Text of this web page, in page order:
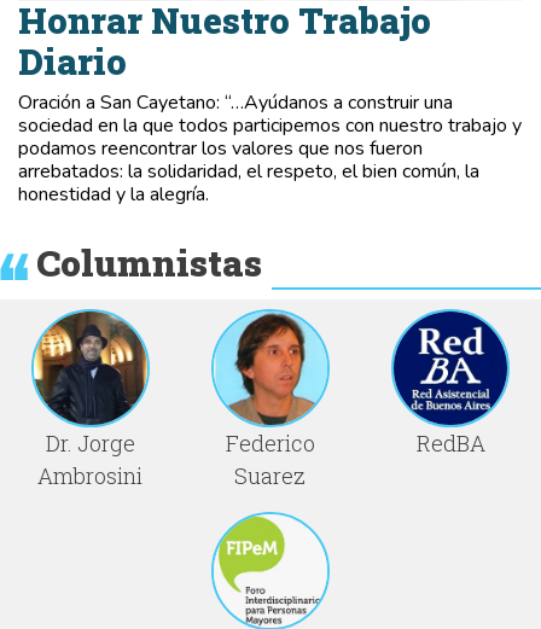
Honrar Nuestro Trabajo
Diario
Oración a San Cayetano: “…Ayúdanos a construir una
sociedad en la que todos participemos con nuestro trabajo y
podamos reencontrar los valores que nos fueron
arrebatados: la solidaridad, el respeto, el bien común, la
honestidad y la alegría.
Columnistas
Dr. Jorge
Ambrosini
Federico
Suarez
RedBA